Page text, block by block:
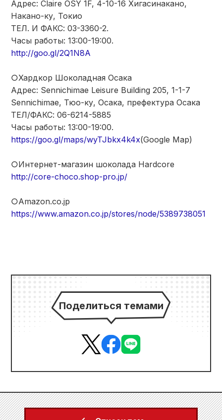
Адрес: Claire OSY 1F, 4-10-16 Хигасинакано,
Накано-ку, Токио
ТЕЛ. И ФАКС: 03-3360-2.
Часы работы: 13:00-19:00.
http://goo.gl/2Q1N8A
○Хардкор Шоколадная Осака
Адрес: Sennichimae Leisure Building 205, 1-1-7
Sennichimae, Тюо-ку, Осака, префектура Осака
ТЕЛ/ФАКС: 06-6214-5885
Часы работы: 13:00-19:00.
https://goo.gl/maps/wyTJbkx4k4x(Google Map)
○Интернет-магазин шоколада Hardcore
http://core-choco.shop-pro.jp/
○Amazon.co.jp
https://www.amazon.co.jp/stores/node/5389738051
Поделиться темами